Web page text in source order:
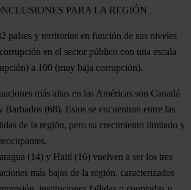
PARA LA REGIÓN
países y territorios en función de sus niveles
en el sector público con una escala
a 100 (muy baja corrupción).
más altas en las Américas son Canadá
Barbados (68). Estos se encuentran entre las
de la región, pero su crecimiento limitado y
(14) y Haití (16) vuelven a ser los tres
más bajas de la región, caracterizados